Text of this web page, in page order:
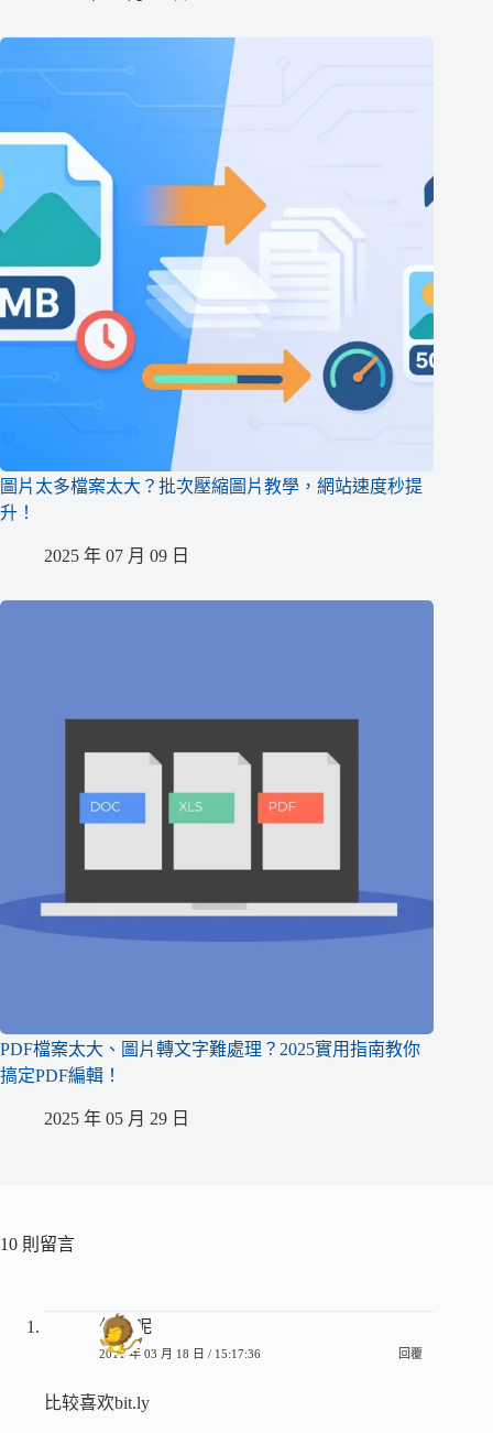
圖片太多檔案太大？批次壓縮圖片教學，網站速度秒提
升！
2025 年 07 月 09 日
PDF檔案太大、圖片轉文字難處理？2025實用指南教你
搞定PDF編輯！
2025 年 05 月 29 日
10 則留言
何苦呢
2011 年 03 月 18 日 / 15:17:36 回覆
比较喜欢bit.ly